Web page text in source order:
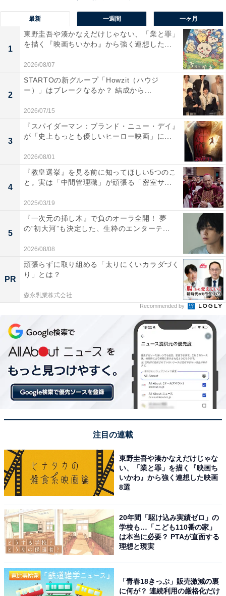
はこちらもぜひチェックしてみてくださいね。
?pic.twitter.com/59Ct3EvVaL
— ちいかわ?アニメ火金 (@ngnchiikawa)
November 14, 2024
ちいかわ なんか小さくてかわいいやつ（１） (モーニン
グコミックス)
こちらもおすすめ
【ちいかわ】家でラーメン「郎」を楽しんでた
ら、うさぎが登場！ 披露した驚きのアレンジに
ハチワレも笑顔に
最新 一週間 一ヶ月
1
東野圭吾や湊かなえだけじゃない、「業と罪」
を描く『映画ちいかわ』から強く連想した...
2026/08/07
2
STARTOの新グループ「Howzit（ハウジ
ー）」はブレークなるか？ 結成から...
2026/07/15
3
『スパイダーマン：ブランド・ニュー・デイ』
が「史上もっとも優しいヒーロー映画」に...
2026/08/01
4
『教皇選挙』を見る前に知ってほしい5つのこ
と。実は「中間管理職」が頑張る「密室サ...
2025/03/19
5
『一次元の挿し木』で負のオーラ全開！ 夢
の“初大河”も決定した、生粋のエンターテ...
2026/08/08
PR
頑張らずに取り組める「太りにくいカラダづく
り」とは？
森永乳業株式会社
Recommended by
注目の連載
東野圭吾や湊かなえだけじゃな
い、「業と罪」を描く『映画ち
いかわ』から強く連想した映画
8選
20年間「駆け込み実績ゼロ」の
学校も…「こども110番の家」
は本当に必要？ PTAが直面する
理想と現実
「青春18きっぷ」販売激減の裏
に何が？ 連続利用の厳格化だけ